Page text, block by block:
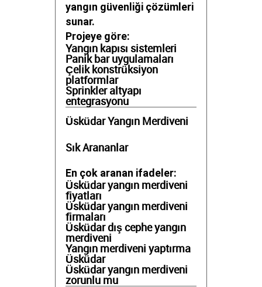
yangın güvenliği çözümleri
sunar.
Projeye göre:
Yangın kapısı sistemleri
Panik bar uygulamaları
Çelik konstrüksiyon
platformlar
Sprinkler altyapı
entegrasyonu
Üsküdar Yangın Merdiveni
Sık Arananlar
En çok aranan ifadeler:
Üsküdar yangın merdiveni
fiyatları
Üsküdar yangın merdiveni
firmaları
Üsküdar dış cephe yangın
merdiveni
Yangın merdiveni yaptırma
Üsküdar
Üsküdar yangın merdiveni
zorunlu mu